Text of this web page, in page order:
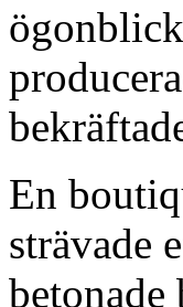
En
strävade
betonade